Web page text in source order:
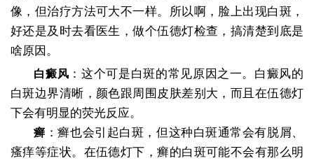
像，但治疗方法可大不一样。所以啊，脸上出现白斑，
好还是及时去看医生，做个伍德灯检查，搞清楚到底是
啥原因。
白癜风 ：这个可是白斑的常见原因之一。白癜风的
白斑边界清晰，颜色跟周围皮肤差别大，而且在伍德灯
下会有明显的荧光反应。
癣 ：癣也会引起白斑，但这种白斑通常会有脱屑、
瘙痒等症状。在伍德灯下，癣的白斑可能不会有那么明